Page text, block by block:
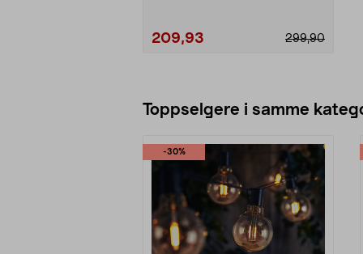
299,90
209,93
Toppselgere i samme
-30%